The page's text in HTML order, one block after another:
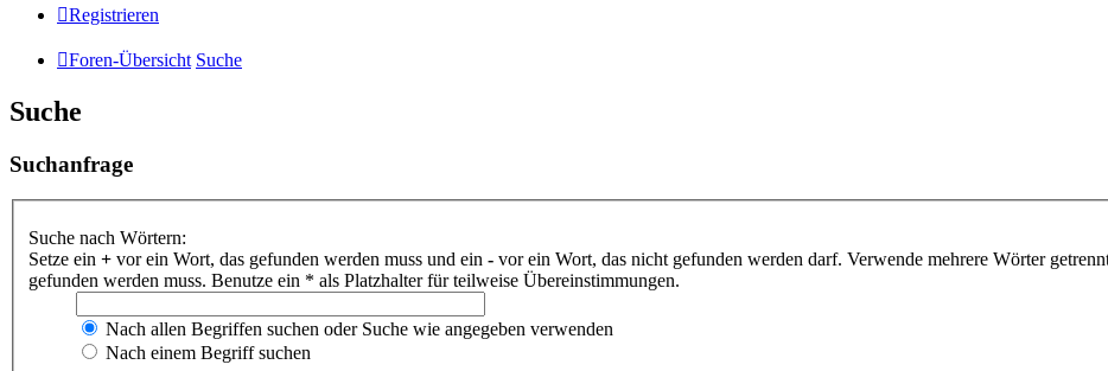
Registrieren
Foren-Übersicht Suche
Suche
Suchanfrage
Suche nach Wörtern:
Setze ein + vor ein Wort, das gefunden werden muss und ein - vor ein Wort, das nicht gefunden werden darf. Verwende mehrere Wörter
gefunden werden muss. Benutze ein * als Platzhalter für teilweise Übereinstimmungen.
Nach allen Begriffen suchen oder Suche wie angegeben verwenden
Nach einem Begriff suchen